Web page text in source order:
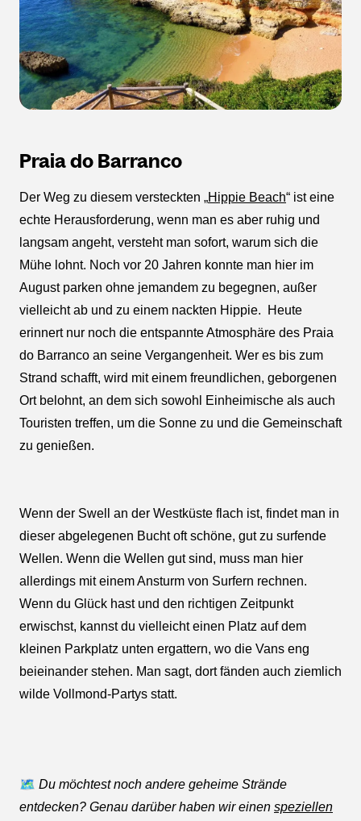
Praia do Barranco
Der Weg zu diesem versteckten „Hippie Beach“ ist eine
echte Herausforderung, wenn man es aber ruhig und
langsam angeht, versteht man sofort, warum sich die
Mühe lohnt. Noch vor 20 Jahren konnte man hier im
August parken ohne jemandem zu begegnen, außer
vielleicht ab und zu einem nackten Hippie. Heute
erinnert nur noch die entspannte Atmosphäre des Praia
do Barranco an seine Vergangenheit. Wer es bis zum
Strand schafft, wird mit einem freundlichen, geborgenen
Ort belohnt, an dem sich sowohl Einheimische als auch
Touristen treffen, um die Sonne zu und die Gemeinschaft
zu genießen.
Wenn der Swell an der Westküste flach ist, findet man in
dieser abgelegenen Bucht oft schöne, gut zu surfende
Wellen. Wenn die Wellen gut sind, muss man hier
allerdings mit einem Ansturm von Surfern rechnen.
Wenn du Glück hast und den richtigen Zeitpunkt
erwischst, kannst du vielleicht einen Platz auf dem
kleinen Parkplatz unten ergattern, wo die Vans eng
beieinander stehen. Man sagt, dort fänden auch ziemlich
wilde Vollmond-Partys statt.
🗺️ Du möchtest noch andere geheime Strände
entdecken? Genau darüber haben wir einen speziellen